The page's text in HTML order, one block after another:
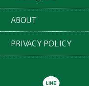
ABOUT
PRIVACY POLICY